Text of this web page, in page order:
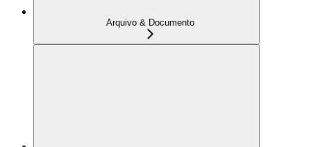
Arquivo & Documento